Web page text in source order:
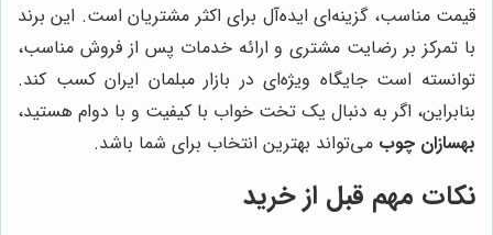
قیمت مناسب، گزینه‌ای ایده‌آل برای اکثر مشتریان است. این برند
با تمرکز بر رضایت مشتری و ارائه خدمات پس از فروش مناسب،
توانسته است جایگاه ویژه‌ای در بازار مبلمان ایران کسب کند.
بنابراین، اگر به دنبال یک تخت خواب با کیفیت و با دوام هستید،
بهسازان چوب می‌تواند بهترین انتخاب برای شما باشد.
نکات مهم قبل از خرید